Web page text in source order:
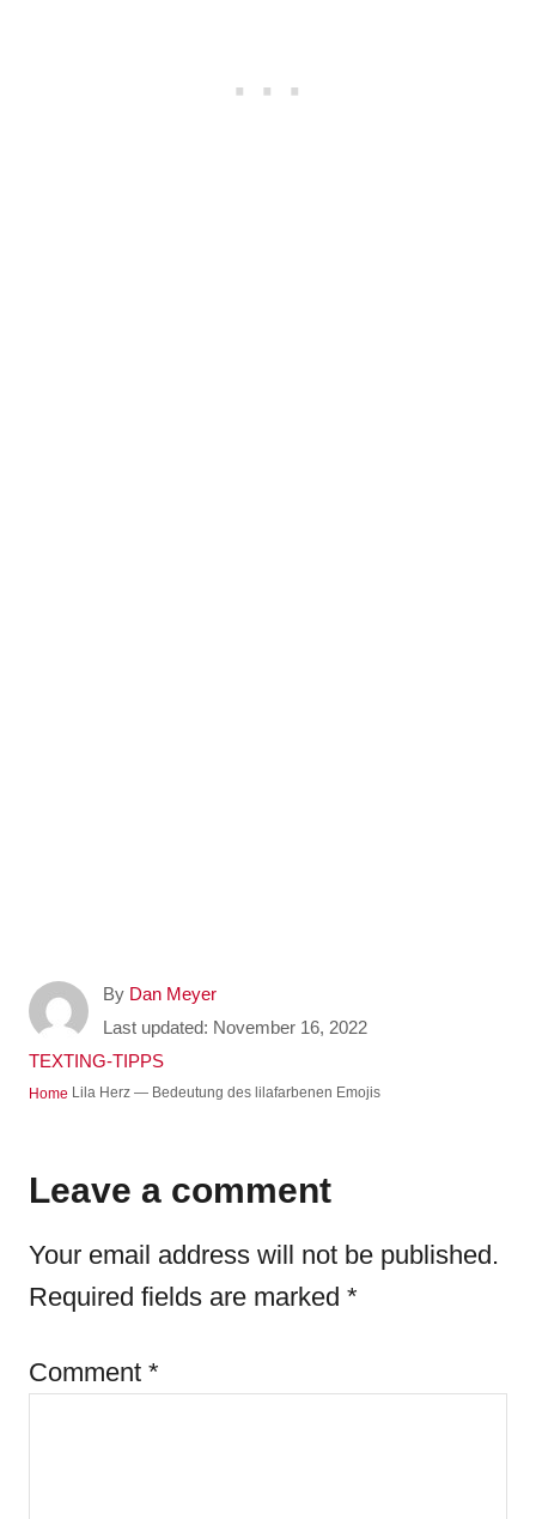
By A
u
o
Dan Meyer
P
o
o
Last updated: November 16, 2022
C
a
o
i
s
TEXTING-TIPPS
Home Lila Herz — Bedeutung des lilafarbenen Emojis
Leave a comment
Your email address will not be published.
Required fields are marked *
Comment *